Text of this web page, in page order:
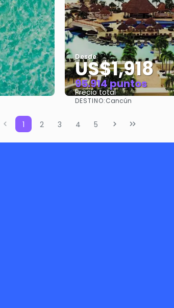
Desde
US$1,918
95.914 puntos
Precio total
DESTINO:Cancún
1 2 3 4 5